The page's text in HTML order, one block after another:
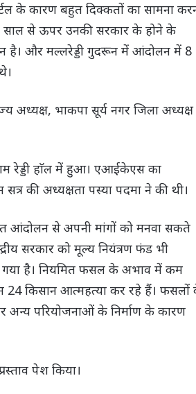
के कारण बहुत दिक्कतों का सामना
साल से ऊपर उनकी सरकार के होने के
है। और मल्लरेड्डी गुदरून में आंदोलन में 8
भाकपा सूर्य नगर जिला अध्यक्ष
रेड्डी हाॅल में हुआ। एआईकेएस का
की अध्यक्षता पस्या पदमा ने की थी।
आंदोलन से अपनी मांगों को मनवा सकते
सरकार को मूल्य नियंत्रण फंड भी
गया है। नियमित फसल के अभाव में कम
24 किसान आत्महत्या कर रहे हैं।
अन्य परियोजनाओं के निर्माण के कारण
पेश किया।